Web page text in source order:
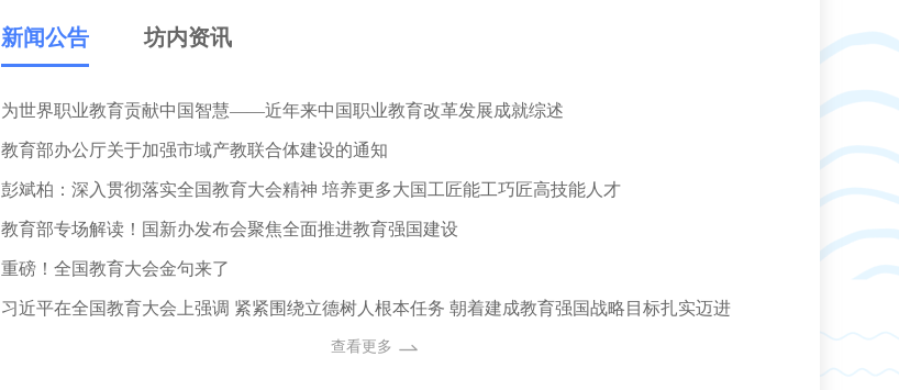
新闻公告 坊内资讯
为世界职业教育贡献中国智慧——近年来中国职业教育改革发展成就综述
教育部办公厅关于加强市域产教联合体建设的通知
彭斌柏：深入贯彻落实全国教育大会精神 培养更多大国工匠能工巧匠高技能人才
教育部专场解读！国新办发布会聚焦全面推进教育强国建设
重磅！全国教育大会金句来了
习近平在全国教育大会上强调 紧紧围绕立德树人根本任务 朝着建成教育强国战略目标扎实迈进
查看更多